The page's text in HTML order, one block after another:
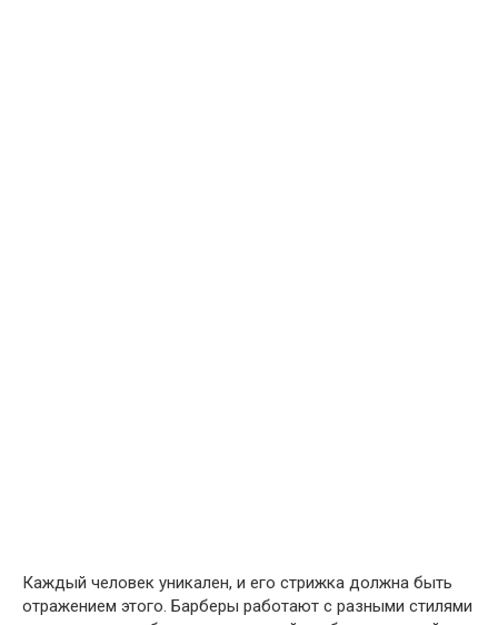
Каждый человек уникален, и его стрижка должна быть
отражением этого. Барберы работают с разными стилями